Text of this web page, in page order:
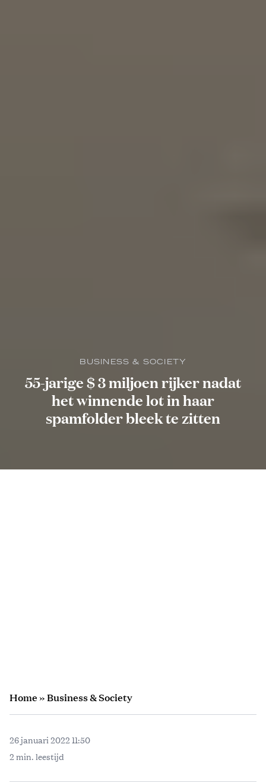
BUSINESS & SOCIETY
55-jarige $ 3 miljoen rijker nadat
het winnende lot in haar
spamfolder bleek te zitten
Home»Business & Society
26 januari 2022 11:50
2 min. leestijd